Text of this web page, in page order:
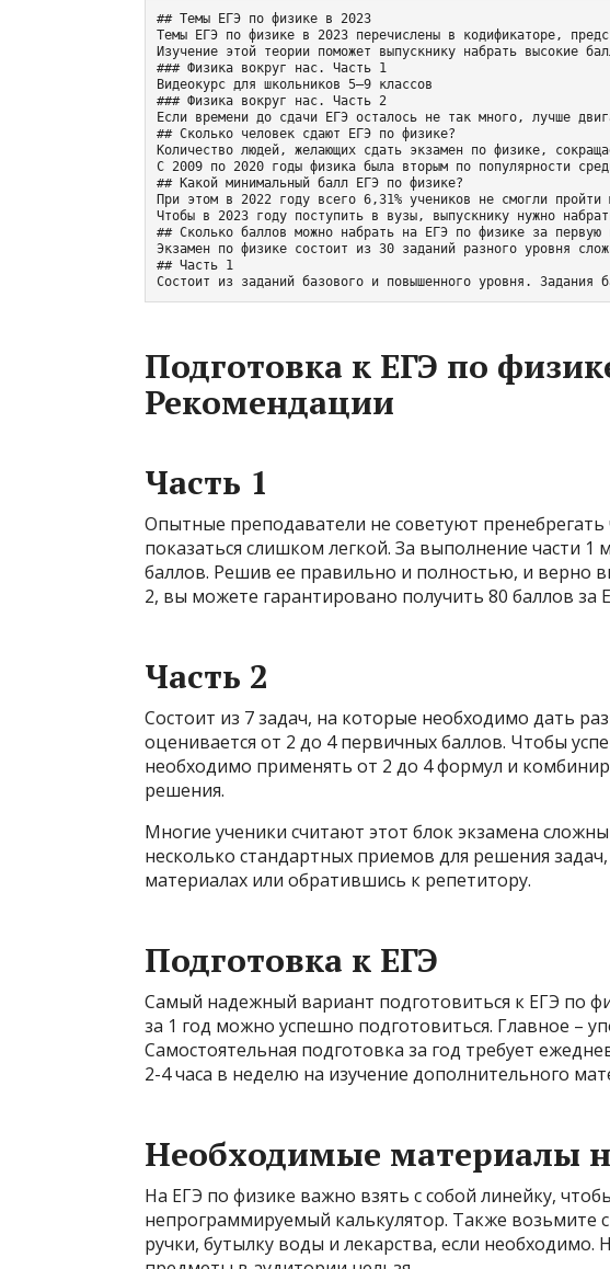
## Темы ЕГЭ по физике в 2023
Темы ЕГЭ по физике в 2023 перечислены в кодификаторе,
Изучение этой теории поможет выпускнику набрать высокие
### Физика вокруг нас. Часть 1
Видеокурс для школьников 5–9 классов
### Физика вокруг нас. Часть 2
Если времени до сдачи ЕГЭ осталось не так много, лучше
## Сколько человек сдают ЕГЭ по физике?
Количество людей, желающих сдать экзамен по физике,
С 2009 по 2020 годы физика была вторым по популярности
## Какой минимальный балл ЕГЭ по физике?
При этом в 2022 году всего 6,31% учеников не смогли
Чтобы в 2023 году поступить в вузы, выпускнику нужно
## Сколько баллов можно набрать на ЕГЭ по физике за первую
Экзамен по физике состоит из 30 заданий разного уровня
## Часть 1
Состоит из заданий базового и повышенного уровня.
Подготовка к ЕГЭ по
Рекомендации
Часть 1
Опытные преподаватели не советуют
показаться слишком легкой. За выполнение части
баллов. Решив ее правильно и полностью, и верно
2, вы можете гарантировано получить 80 баллов за
Часть 2
Состоит из 7 задач, на которые необходимо дать
оценивается от 2 до 4 первичных баллов. Чтобы
необходимо применять от 2 до 4 формул и
решения.
Многие ученики считают этот блок экзамена
несколько стандартных приемов для решения
материалах или обратившись к репетитору.
Подготовка к ЕГЭ
Самый надежный вариант подготовиться к ЕГЭ по
за 1 год можно успешно подготовиться. Главное –
Самостоятельная подготовка за год требует
2-4 часа в неделю на изучение дополнительного
Необходимые материалы
На ЕГЭ по физике важно взять с собой линейку,
непрограммируемый калькулятор. Также возьмите
ручки, бутылку воды и лекарства, если необходимо.